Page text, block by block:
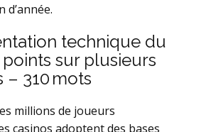
d’année.
technique du
sur plusieurs
– 310 mots
millions de joueurs
casinos adoptent des bases